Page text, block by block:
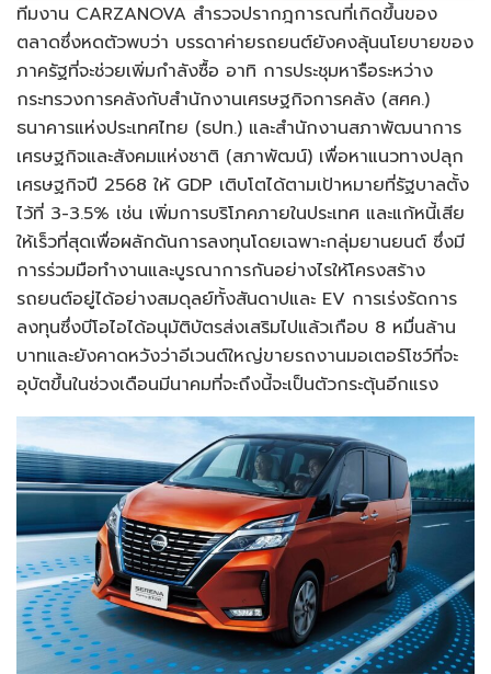
ทีมงาน CARZANOVA สำรวจปรากฎการณที่เกิดขึ้นของ
ตลาดซึ่งหดตัวพบว่า บรรดาค่ายรถยนต์ยังคงลุ้นนโยบายของ
ภาครัฐที่จะช่วยเพิ่มกำลังซื้อ อาทิ การประชุมหารือระหว่าง
กระทรวงการคลังกับสำนักงานเศรษฐกิจการคลัง (สศค.)
ธนาคารแห่งประเทศไทย (ธปท.) และสำนักงานสภาพัฒนาการ
เศรษฐกิจและสังคมแห่งชาติ (สภาพัฒน์) เพื่อหาแนวทางปลุก
เศรษฐกิจปี 2568 ให้ GDP เติบโตได้ตามเป้าหมายที่รัฐบาลตั้ง
ไว้ที่ 3-3.5% เช่น เพิ่มการบริโภคภายในประเทศ และแก้หนี้เสีย
ให้เร็วที่สุดเพื่อผลักดันการลงทุนโดยเฉพาะกลุ่มยานยนต์ ซึ่งมี
การร่วมมือทำงานและบูรณาการกันอย่างไรให้โครงสร้าง
รถยนต์อยู่ได้อย่างสมดุลย์ทั้งสันดาปและ EV การเร่งรัดการ
ลงทุนซึ่งบีโอไอได้อนุมัติบัตรส่งเสริมไปแล้วเกือบ 8 หมื่นล้าน
บาทและยังคาดหวังว่าอีเวนต์ใหญ่ขายรถงานมอเตอร์โชว์ที่จะ
อุบัตขึ้นในช่วงเดือนมีนาคมที่จะถึงนี้จะเป็นตัวกระตุ้นอีกแรง